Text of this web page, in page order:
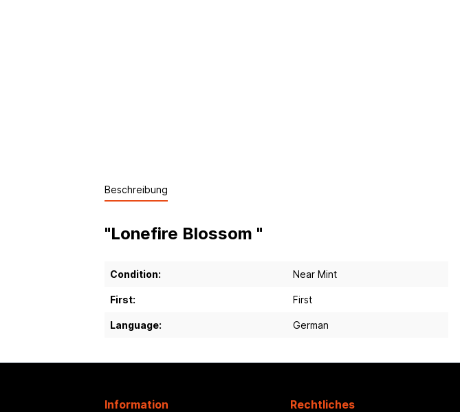
Beschreibung
"Lonefire Blossom "
Condition: Near Mint
First: First
Language: German
Information Rechtliches